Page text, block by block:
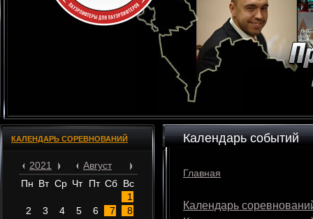
КАЛЕНДАРЬ СОРЕВНОВАНИЙ
2021
Август
Пн Вт Ср Чт Пт Сб Вс
1
2
3 4 5 6 7
8
Календарь событий
Главная
Календарь